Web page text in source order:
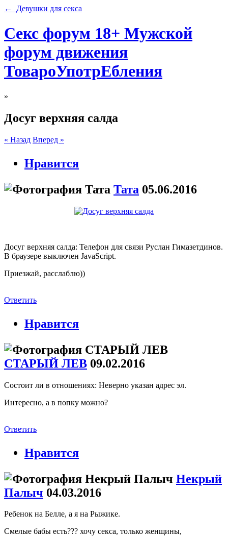
← Девушки для секса
Секс форум 18+ Мужской
форум движения
ТовароУпотрЕбления
»
Досуг верхняя салда
« Назад Вперед »
Нравится
Тата 05.06.2016
Досуг верхняя салда: Телефон для связи Руслан Гимазетдинов.
В браузере выключен JavaScript.
Приезжай, расслаблю))
Ответить
Нравится
СТАРЫЙ ЛЕВ 09.02.2016
Cостоит ли в отношениях: Неверно указан адрес эл.
Интересно, а в попку можно?
Ответить
Нравится
Некрый
Палыч 04.03.2016
Ребенок на Белле, а я на Рыжике.
Смелые бабы есть??? хочу секса, только женщины,